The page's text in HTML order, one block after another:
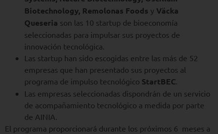
Biotechnology, Remolonas Foods y Väcka
Queseria son las 10 startup de bioeconomía
seleccionadas para impulsar sus proyectos de
innovación tecnológica.
Las startup han sido escogidas entre las más de 52
empresas que han presentado sus proyectos al
programa de impulso tecnológico StartBEC.
Las empresas seleccionadas dispondrán de un servicio
de acompañamiento tecnológico a medida por parte
de AINIA.
El programa proporcionará durante los próximos 6 meses a